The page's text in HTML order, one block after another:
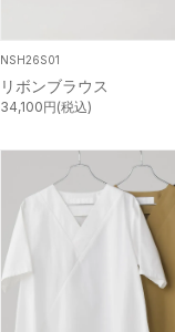
NSH26S01
リボンブラウス
34,100円(税込)